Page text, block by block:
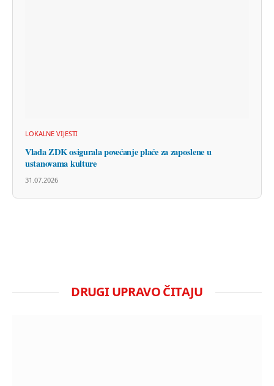
LOKALNE VIJESTI
Vlada ZDK osigurala povećanje plaće za zaposlene u
ustanovama kulture
31.07.2026
DRUGI UPRAVO ČITAJU